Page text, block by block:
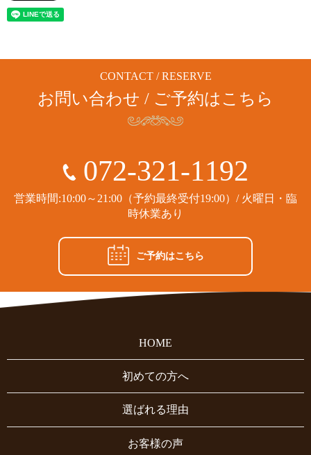
CONTACT / RESERVE
お問い合わせ / ご予約はこちら
072-321-1192
営業時間:10:00～21:00（予約最終受付19:00）/ 火曜日・臨
時休業あり
ご予約はこちら
HOME
初めての方へ
選ばれる理由
お客様の声